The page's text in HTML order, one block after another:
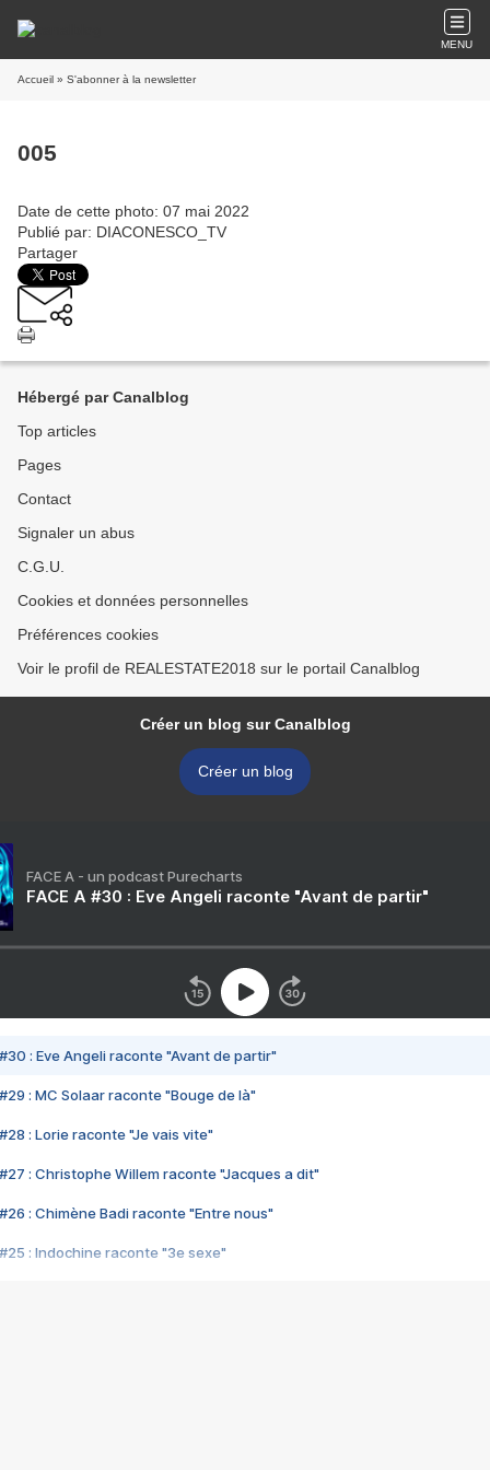
MENU
Accueil » S'abonner à la newsletter
005
Date de cette photo: 07 mai 2022
Publié par: DIACONESCO_TV
Partager
Hébergé par Canalblog
Top articles
Pages
Contact
Signaler un abus
C.G.U.
Cookies et données personnelles
Préférences cookies
Voir le profil de REALESTATE2018 sur le portail Canalblog
Créer un blog sur Canalblog
Créer un blog
FACE A - un podcast Purecharts
FACE A #30 : Eve Angeli raconte "Avant de partir"
#30 : Eve Angeli raconte "Avant de partir"
#29 : MC Solaar raconte "Bouge de là"
#28 : Lorie raconte "Je vais vite"
#27 : Christophe Willem raconte "Jacques a dit"
#26 : Chimène Badi raconte "Entre nous"
#25 : Indochine raconte "3e sexe"